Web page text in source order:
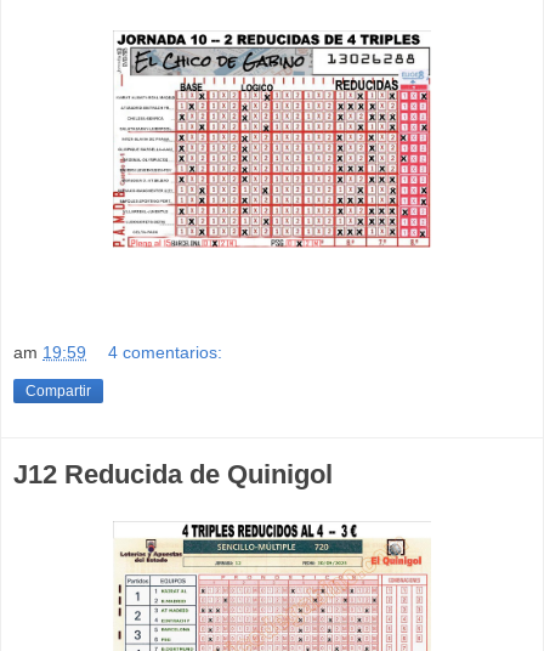
am 19:59 4 comentarios:
Compartir
J12 Reducida de Quinigol